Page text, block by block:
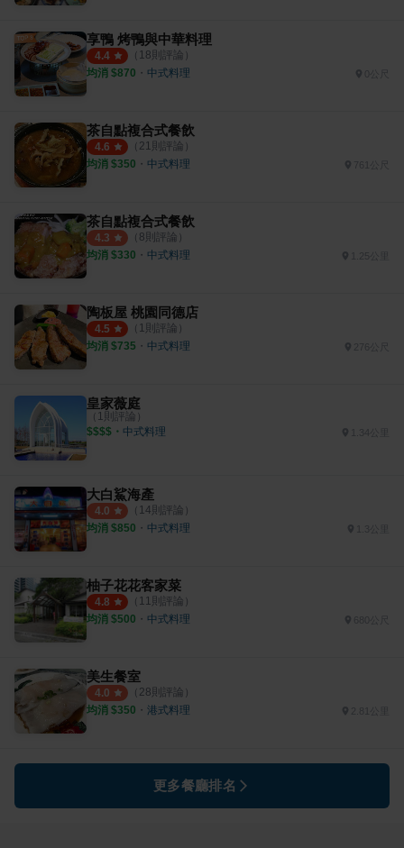
享鴨 烤鴨與中華料理
4.4 （ 18則評論）
均消 $870 ・ 中式料理
茶自點複合式餐飲
4.6 （ 21則評論）
均消 $350 ・ 中式料理
茶自點複合式餐飲
4.3 （ 8則評論）
均消 $330 ・ 中式料理 1.25公里
陶板屋 桃園同德店
4.5 （ 1則評論）
均消 $735 ・ 中式料理
皇家薇庭
（ 1則評論）
$$$$ ・ 中式料理 1.34公里
大白鯊海產
4.0 （ 14則評論）
均消 $850 ・ 中式料理
柚子花花客家菜
4.8 （ 11則評論）
均消 $500 ・ 中式料理
美生餐室
4.0 （ 28則評論）
均消 $350 ・ 港式料理
更多餐廳排名